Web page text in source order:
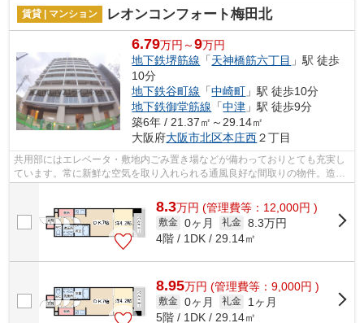
賃貸 | マンション レオンコンフォート梅田北
6.79万円～9万円
地下鉄堺筋線 「天神橋筋六丁目 」駅 徒歩
10分
地下鉄谷町線 「中崎町 」駅 徒歩10分
地下鉄御堂筋線 「中津 」駅 徒歩9分
築6年 / 21.37㎡～29.14㎡
大阪府大阪市北区本庄西２丁目
共用部にはエレベータ・敷地内ごみ置き場などが備わっておりとても充実し
ています。常に新鮮な空気を取り入れられる通風良好な間取りの物件。造り
8.3万円 (管理費等：12,000円 )
敷金 0ヶ月 礼金 8.3万円
4階 / 1DK / 29.14㎡
8.95万円 (管理費等：9,000円 )
敷金 0ヶ月 礼金
1ヶ月
5階 / 1DK / 29.14㎡